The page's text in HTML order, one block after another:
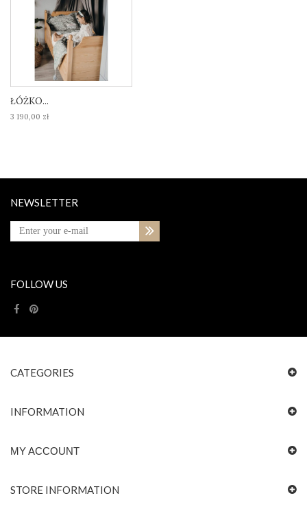
ŁÓŻKO...
3 190,00 zł
NEWSLETTER
FOLLOW US
CATEGORIES
INFORMATION
MY ACCOUNT
STORE INFORMATION